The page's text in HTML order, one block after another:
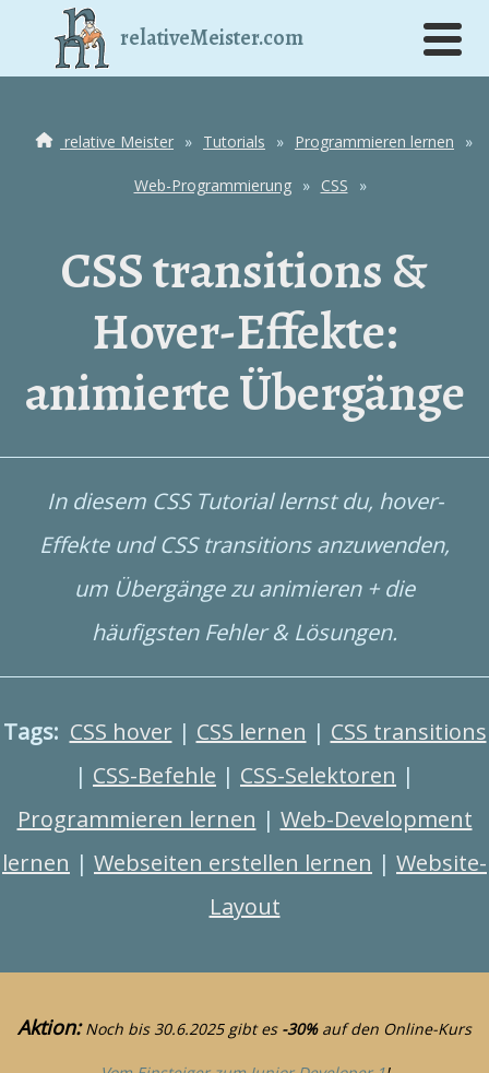
relativeMeister.com
relative Meister » Tutorials » Programmieren lernen »
Web-Programmierung » CSS »
CSS transitions &
Hover-Effekte:
animierte Übergänge
In diesem CSS Tutorial lernst du, hover-
Effekte und CSS transitions anzuwenden,
um Übergänge zu animieren + die
häufigsten Fehler & Lösungen.
Tags: CSS hover | CSS lernen | CSS transitions
| CSS-Befehle | CSS-Selektoren |
Programmieren lernen | Web-Development
lernen | Webseiten erstellen lernen | Website-
Layout
Aktion:Noch bis 30.6.2025 gibt es -30%auf den Online-Kurs